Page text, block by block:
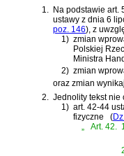
1. Na podstawie art.
ustawy z dnia 6
poz. 146), z
1) zmian
Polskiej
Ministra
2) zmian
oraz zmian
2. Jednolity tekst nie
1) art. 42-44
fizyczne
(
„
Art. 42.